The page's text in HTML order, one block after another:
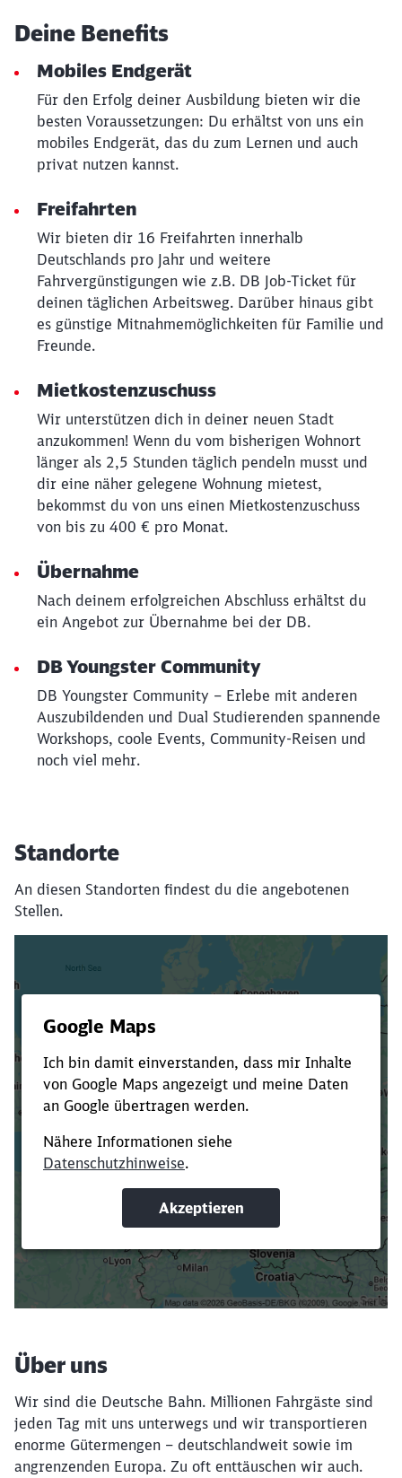
Deine Benefits
Mobiles Endgerät
Für den Erfolg deiner Ausbildung bieten wir die
besten Voraussetzungen: Du erhältst von uns ein
mobiles Endgerät, das du zum Lernen und auch
privat nutzen kannst.
Freifahrten
Wir bieten dir 16 Freifahrten innerhalb
Deutschlands pro Jahr und weitere
Fahrvergünstigungen wie z.B. DB Job-Ticket für
deinen täglichen Arbeitsweg. Darüber hinaus gibt
es günstige Mitnahmemöglichkeiten für Familie und
Freunde.
Mietkostenzuschuss
Wir unterstützen dich in deiner neuen Stadt
anzukommen! Wenn du vom bisherigen Wohnort
länger als 2,5 Stunden täglich pendeln musst und
dir eine näher gelegene Wohnung mietest,
bekommst du von uns einen Mietkostenzuschuss
von bis zu 400 € pro Monat.
Übernahme
Nach deinem erfolgreichen Abschluss erhältst du
ein Angebot zur Übernahme bei der DB.
DB Youngster Community
DB Youngster Community – Erlebe mit anderen
Auszubildenden und Dual Studierenden spannende
Workshops, coole Events, Community-Reisen und
noch viel mehr.
Standorte
An diesen Standorten findest du die angebotenen
Stellen.
Verkürze die Ladezeit, indem du Suchbegriffe
oder Filter hinzufügst.
Suchbegriffe eingeben
Filter setzen
Über uns
Wir sind die Deutsche Bahn. Millionen Fahrgäste sind
jeden Tag mit uns unterwegs und wir transportieren
enorme Gütermengen – deutschlandweit sowie im
angrenzenden Europa. Zu oft enttäuschen wir auch.
Möchten Sie zuweitergeleitet
werden?